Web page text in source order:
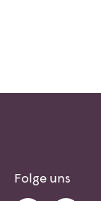
Folge uns